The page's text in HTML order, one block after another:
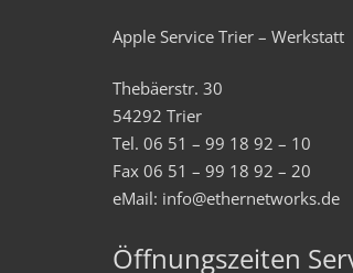
Apple Service Trier – Werkstatt
Thebäerstr. 30
54292 Trier
Tel. 06 51 – 99 18 92 – 10
Fax 06 51 – 99 18 92 – 20
eMail: info@ethernetworks.de
Öffnungszeiten